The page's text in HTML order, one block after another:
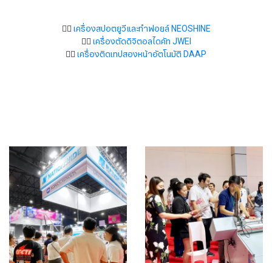
👉🏻เครื่องสปอตยูวีและทำฟอยล์ NEOSHINE
👉🏻เครื่องตัดดิจิตอลไดคัท JWEI
👉🏻เครื่องติดเทปสองหน้าอัตโนมัติ DAAP